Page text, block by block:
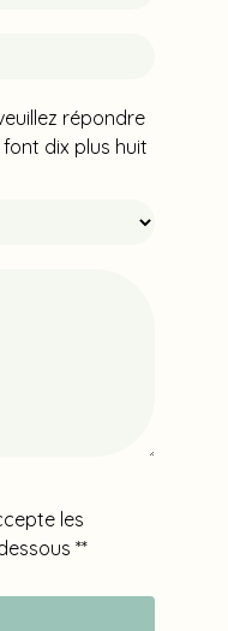
répondre
dix plus huit
les
**